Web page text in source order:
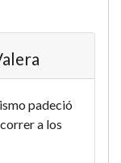
padeció
a los